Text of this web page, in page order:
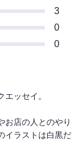
3
0
0
ッセイ。
お店の人とのやり
イラストは白黒だ